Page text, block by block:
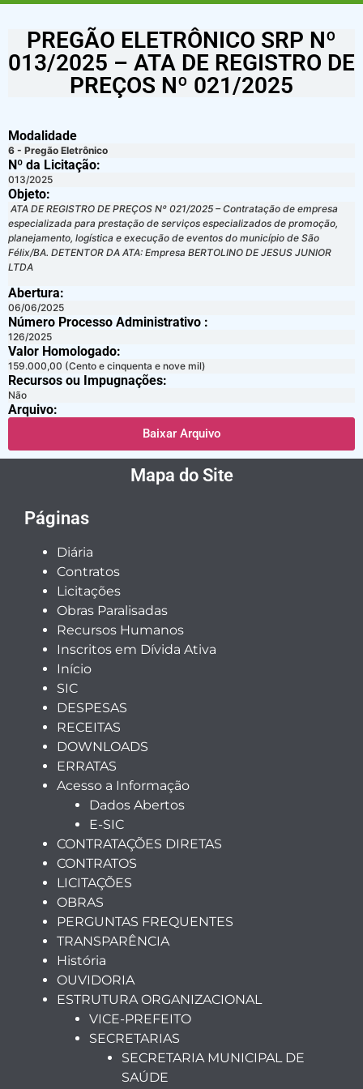
PREGÃO ELETRÔNICO SRP Nº
013/2025 – ATA DE REGISTRO DE
PREÇOS Nº 021/2025
Modalidade
6 - Pregão Eletrônico
Nº da Licitação: ​​
013/2025
Objeto:
ATA DE REGISTRO DE PREÇOS Nº 021/2025 – Contratação de empresa
especializada para prestação de serviços especializados de promoção,
planejamento, logística e execução de eventos do município de São
Félix/BA. DETENTOR DA ATA: Empresa BERTOLINO DE JESUS JUNIOR
LTDA
Abertura:
06/06/2025
Número Processo Administrativo :
126/2025
Valor Homologado: ​
159.000,00 (Cento e cinquenta e nove mil)
Recursos ou Impugnações: ​
Não
Arquivo:
Baixar Arquivo
Mapa do Site
Páginas
Diária
Contratos
Licitações
Obras Paralisadas
Recursos Humanos
Inscritos em Dívida Ativa
Início
SIC
DESPESAS
RECEITAS
DOWNLOADS
ERRATAS
Acesso a Informação
Dados Abertos
E-SIC
CONTRATAÇÕES DIRETAS
CONTRATOS
LICITAÇÕES
OBRAS
PERGUNTAS FREQUENTES
TRANSPARÊNCIA
História
OUVIDORIA
ESTRUTURA ORGANIZACIONAL
VICE-PREFEITO
SECRETARIAS
SECRETARIA MUNICIPAL DE
SAÚDE